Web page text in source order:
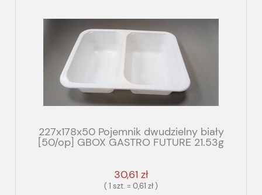
227x178x50 Pojemnik dwudzielny biały
[50/op] GBOX GASTRO FUTURE 21.53g
30,61 zł
( 1 szt. = 0,61 zł )